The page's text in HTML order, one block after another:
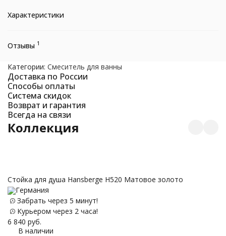
Характеристики
Отзывы 1
Категории: Смеситель для ванны
Доставка по России
Способы оплаты
Система скидок
Возврат и гарантия
Всегда на связи
Коллекция
Стойка для душа Hansberge H520 Матовое золото
Германия
Забрать через 5 минут!
Курьером через 2 часа!
6 840 руб.
В наличии